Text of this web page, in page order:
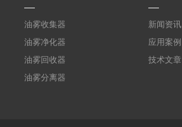
油雾收集器
油雾净化器
油雾回收器
油雾分离器
新闻资讯
应用案例
技术文章